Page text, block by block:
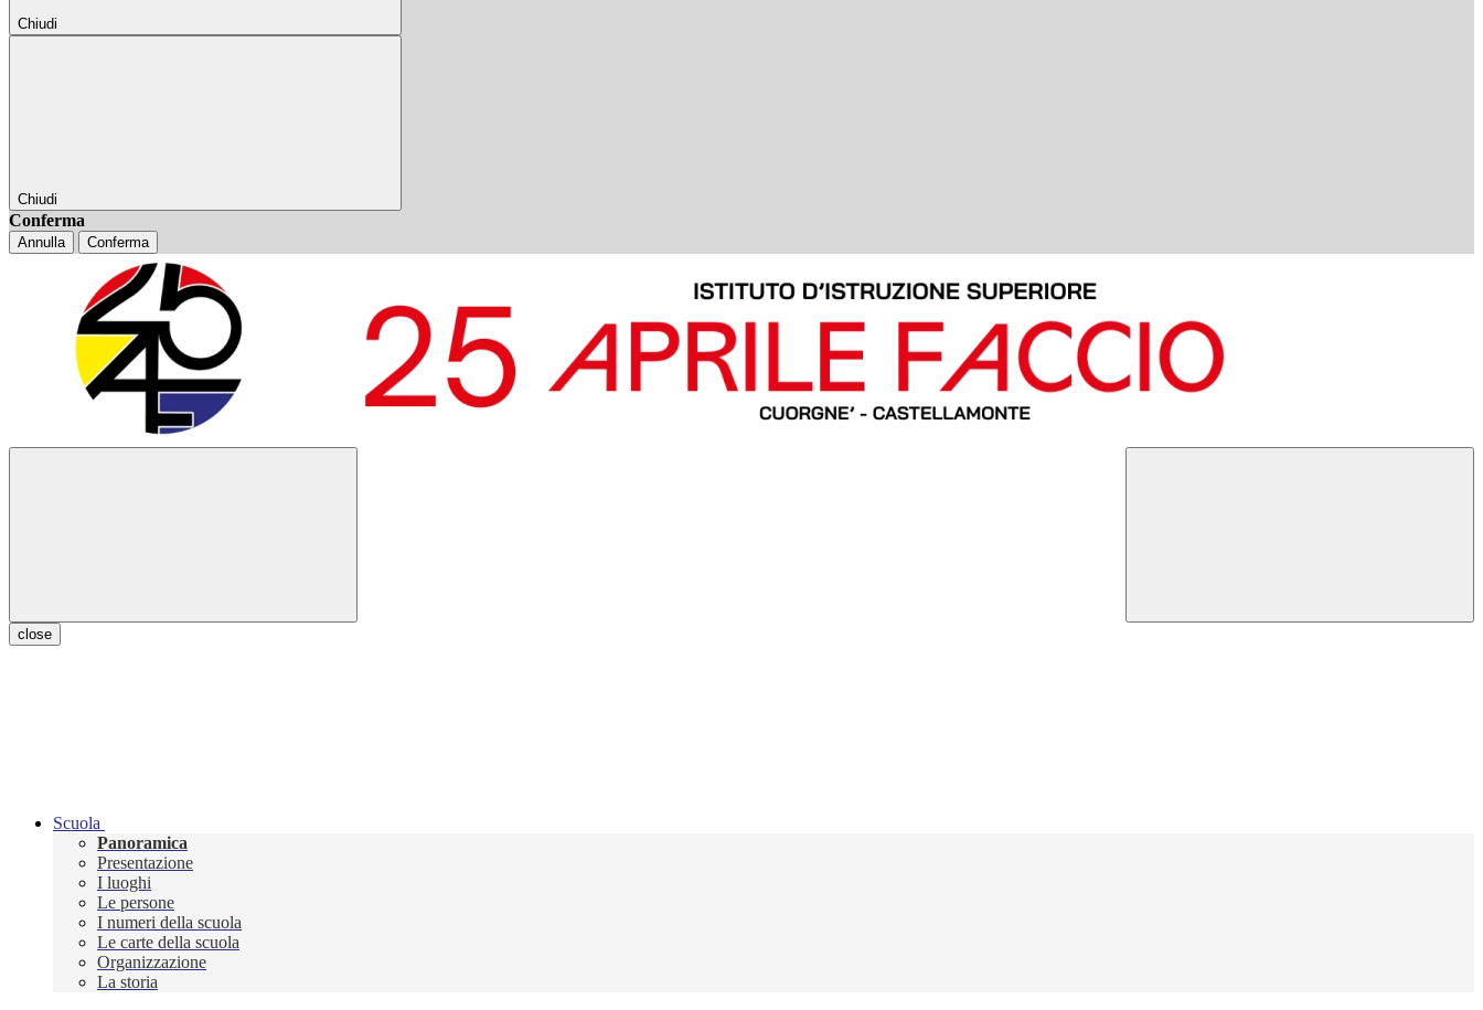
Chiudi
Chiudi
Conferma
Annulla Conferma
close
Scuola
Panoramica
Presentazione
I luoghi
Le persone
I numeri della scuola
Le carte della scuola
Organizzazione
La storia